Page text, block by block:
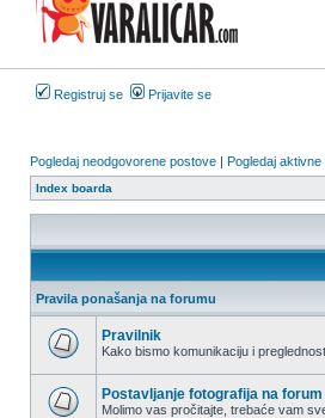
Registruj se Prijavite se
Pogledaj neodgovorene postove | Pogledaj aktivne
Index boarda
Pravila ponašanja na forumu
nepročitanih
postova
Pravilnik
Kako bismo komunikaciju i
Postavljanje fotografija na forum
Molimo vas pročitajte, trebaće vam